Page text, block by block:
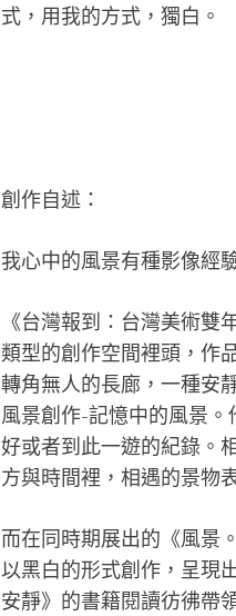
式，用我的方式，獨白。
創作自述：
我心中的風景有種影像經
《台灣報到：台灣美術雙
類型的創作空間裡頭，作
轉角無人的長廊，一種安
風景創作-記憶中的風景
好或者到此一遊的紀錄。
方與時間裡，相遇的景物
而在同時期展出的《風景
以黑白的形式創作，呈現
安靜》的書籍閱讀彷彿帶